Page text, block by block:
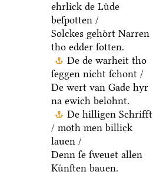
ehrlick de Luͤde
beſpotten /
Solckes gehoͤrt Narren
tho edder ſotten.
De de warheit tho
ſeggen nicht ſchont /
De wert van Gade hyr
na ewich belohnt.
De hilligen Schrifft
/ moth men billick
lauen /
Denn ſe ſweuet allen
Kuͤnſten bauen.